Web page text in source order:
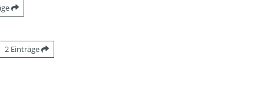
2 Einträge